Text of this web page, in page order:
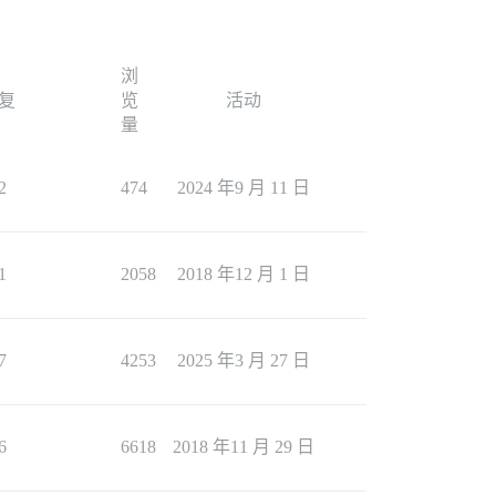
浏
览
量
活动
474 2024 年9 月 11 日
2058 2018 年12 月 1 日
4253 2025 年3 月 27 日
6618 2018 年11 月 29 日